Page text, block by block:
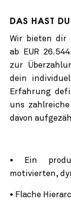
DAS HAST
Wir bieten dir
ab EUR
zur
dein
Erfahrung
uns
davon
• Ein
motivierten,
• Flache